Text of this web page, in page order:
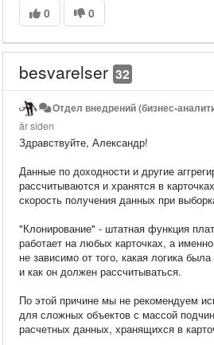
0 0
besvarelser 32
Отдел внедрений (бизнес-
år siden
Здравствуйте, Александр!
Данные по доходности и другие
рассчитываются и хранятся в
скорость получения данных при
"Клонирование" - штатная функция
работает на любых карточках, а
не зависимо от того, какая логика
и как он должен рассчитываться.
По этой причине мы не рекомендуем
для сложных объектов с массой
расчетных данных, хранящихся в